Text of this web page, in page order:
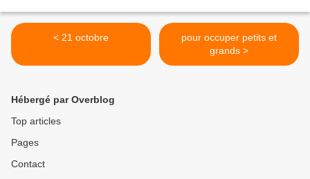
< 21 octobre
pour occuper petits et
grands >
Hébergé par Overblog
Top articles
Pages
Contact